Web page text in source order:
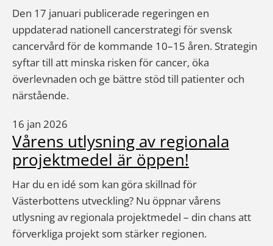
Den 17 januari publicerade regeringen en
uppdaterad nationell cancerstrategi för svensk
cancervård för de kommande 10–15 åren. Strategin
syftar till att minska risken för cancer, öka
överlevnaden och ge bättre stöd till patienter och
närstående.
16 jan 2026
Vårens utlysning av regionala
projektmedel är öppen!
Har du en idé som kan göra skillnad för
Västerbottens utveckling? Nu öppnar vårens
utlysning av regionala projektmedel – din chans att
förverkliga projekt som stärker regionen.